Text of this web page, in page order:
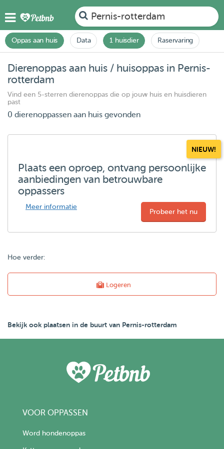
Pernis-rotterdam
Oppas aan huis Data 1 huisdier Raservaring
Dierenoppas aan huis / huisoppas in Pernis-
rotterdam
Vind een 5-sterren dierenoppas die op jouw huis en huisdieren
past
0 dierenoppassen aan huis gevonden
NIEUW!
Plaats een oproep, ontvang persoonlijke
aanbiedingen van betrouwbare
oppassers
Meer informatie
Probeer het nu
Hoe verder:
Logeren
Bekijk ook plaatsen in de buurt van Pernis-rotterdam
VOOR OPPASSEN
Word hondenoppas